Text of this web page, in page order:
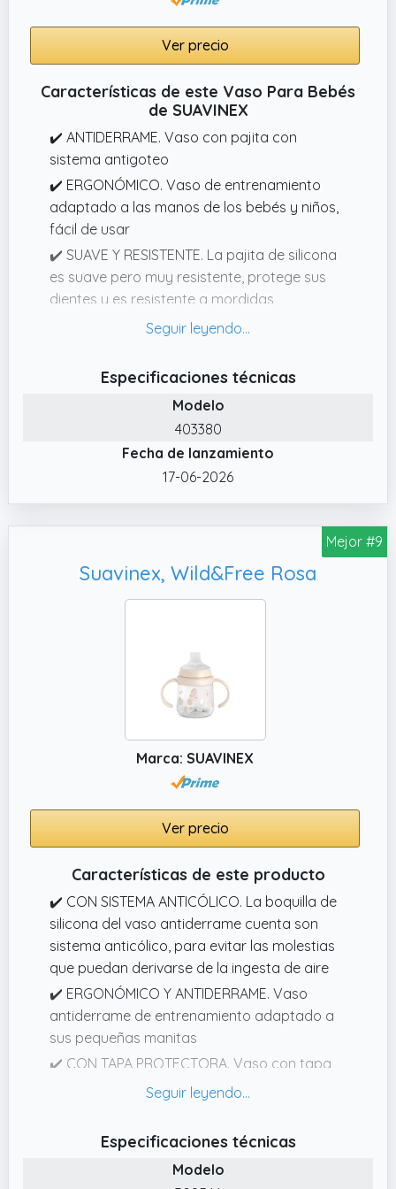
Ver precio
Características de este Vaso Para Bebés
de SUAVINEX
✔️ ANTIDERRAME. Vaso con pajita con
sistema antigoteo
✔️ ERGONÓMICO. Vaso de entrenamiento
adaptado a las manos de los bebés y niños,
fácil de usar
✔️ SUAVE Y RESISTENTE. La pajita de silicona
es suave pero muy resistente, protege sus
dientes y es resistente a mordidas
✔️ IDEAL para perfeccionar la succión
Botella de agua para bebés y niños perfecta
para llevar de paseo o a la guardería
✔️ HIGIÉNICA. La botella cuenta con una tapa
giratoria que esconde la pajita y la mantiene
Especificaciones técnicas
Modelo
403380
Fecha de lanzamiento
17-06-2026
Mejor #9
Suavinex, Wild&Free Rosa
Marca: SUAVINEX
Ver precio
Características de este producto
✔️ CON SISTEMA ANTICÓLICO. La boquilla de
silicona del vaso antiderrame cuenta son
sistema anticólico, para evitar las molestias
que puedan derivarse de la ingesta de aire
✔️ ERGONÓMICO Y ANTIDERRAME. Vaso
antiderrame de entrenamiento adaptado a
sus pequeñas manitas
✔️ CON TAPA PROTECTORA. Vaso con tapa
protectora para mayor higiene y seguridad
✔️ CON ASITAS COMPATIBLES. Biberón con
asas que pueden quitarse y colocarse en
cualquier otro biberón de Suavinex.
Especificaciones técnicas
Modelo